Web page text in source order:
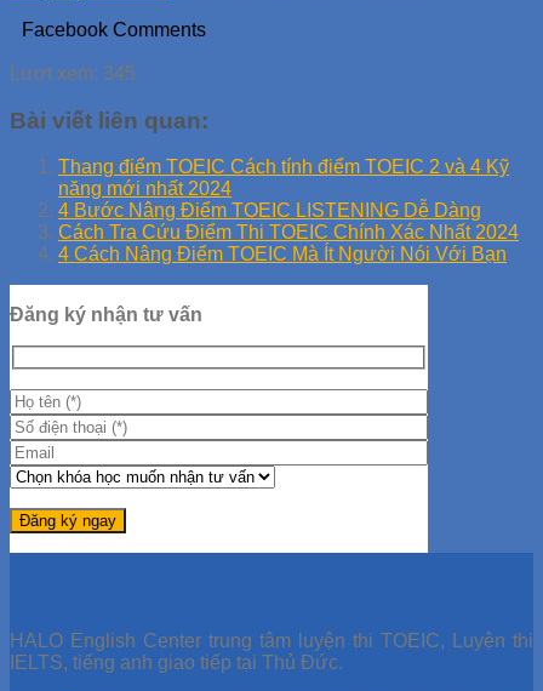
Facebook Comments
Lượt xem: 345
Bài viết liên quan:
Thang điểm TOEIC Cách tính điểm TOEIC 2 và 4 Kỹ
năng mới nhất 2024
4 Bước Nâng Điểm TOEIC LISTENING Dễ Dàng
Cách Tra Cứu Điểm Thi TOEIC Chính Xác Nhất 2024
4 Cách Nâng Điểm TOEIC Mà Ít Người Nói Với Bạn
Đăng ký nhận tư vấn
HALO English Center trung tâm luyện thi TOEIC, Luyện thi
IELTS, tiếng anh giao tiếp tại Thủ Đức.